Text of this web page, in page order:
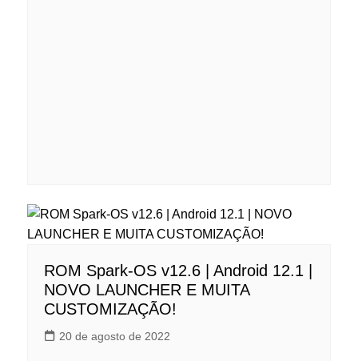
ROM Spark-OS v12.6 | Android 12.1 |
NOVO LAUNCHER E MUITA
CUSTOMIZAÇÃO!
20 de agosto de 2022